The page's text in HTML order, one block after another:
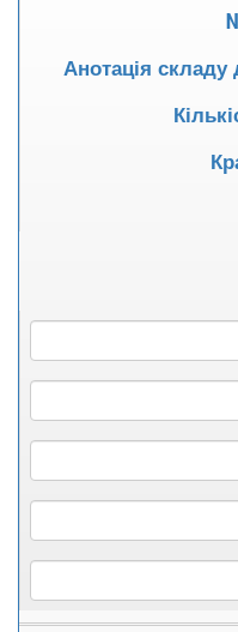
Анотація складу